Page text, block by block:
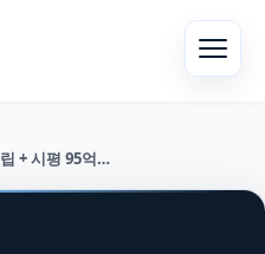
토목건축 양도양수 — 2000년 설립 + 시평 95억 + 5년 113억 (매물 2609)